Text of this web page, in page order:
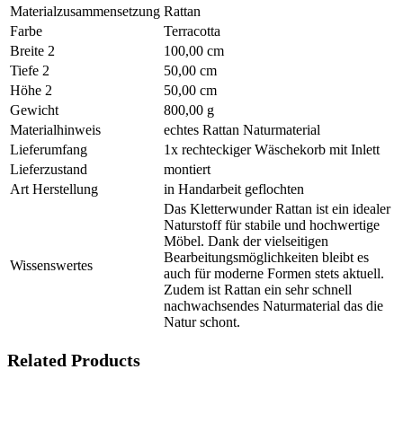
Materialzusammensetzung Rattan
Farbe
Terracotta
Breite 2
100,00 cm
Tiefe 2
50,00 cm
Höhe 2
50,00 cm
Gewicht
800,00 g
Materialhinweis
echtes Rattan Naturmaterial
Lieferumfang
1x rechteckiger Wäschekorb mit Inlett
Lieferzustand
montiert
Art Herstellung
in Handarbeit geflochten
Wissenswertes
Das Kletterwunder Rattan ist ein idealer
Naturstoff für stabile und hochwertige
Möbel. Dank der vielseitigen
Bearbeitungsmöglichkeiten bleibt es
auch für moderne Formen stets aktuell.
Zudem ist Rattan ein sehr schnell
nachwachsendes Naturmaterial das die
Natur schont.
Related Products